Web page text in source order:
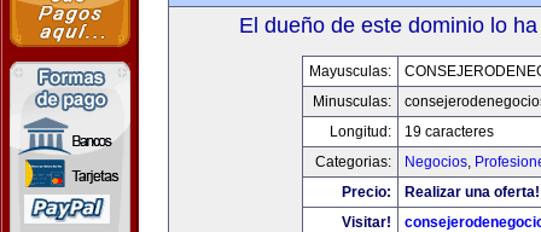
El dueño de este dominio lo
Mayusculas:
Minusculas:
Longitud:
19 caracteres
Categorias:
Negocios,
Precio:
Realizar una oferta!
Visitar!